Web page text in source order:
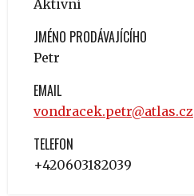
Aktivní
JMÉNO PRODÁVAJÍCÍHO
Petr
EMAIL
vondracek.petr@atlas.cz
TELEFON
+420603182039